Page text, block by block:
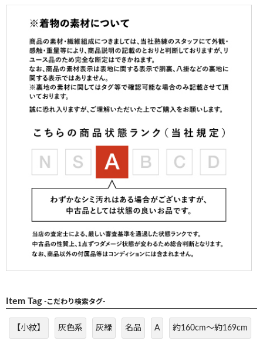
Item Tag -こだわり検索タグ-
【小紋】 灰色系 灰緑 名品 A 約160cm～約169cm